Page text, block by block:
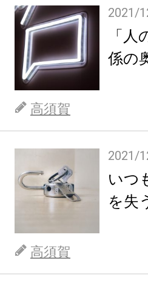
2021/
「
係の
高須賀
2021/
いつ
を失
高須賀